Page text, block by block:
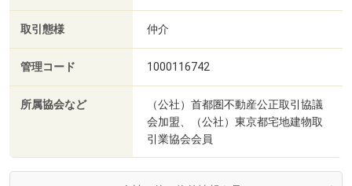
取引態様 仲介
管理コード 1000116742
所属協会など
（公社）首都圏不動産公正取引協議
会加盟、（公社）東京都宅地建物取
引業協会会員